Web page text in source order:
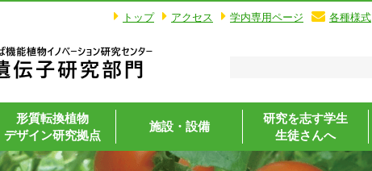
トップ アクセス 学内専用ページ 各種様式
形質転換植物
デザイン研究拠点
施設・設備
研究を志す学生
生徒さんへ